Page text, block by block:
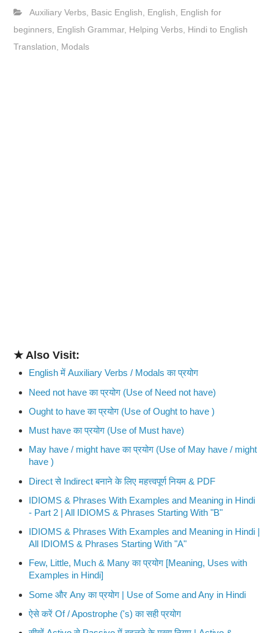
Auxiliary Verbs Basic English English
English for
beginners English Grammar, Helping Verbs Hindi to English
Translation
Modals
★ Also Visit:
English में Auxiliary Verbs / Modals का प्रयोग
Need not have का प्रयोग (Use of Need not have)
Ought to have का प्रयोग (Use of Ought to have )
Must have का प्रयोग (Use of Must have)
May have / might have का प्रयोग (Use of May have / might
have )
Direct से Indirect बनाने के लिए महत्त्वपूर्ण नियम & PDF
IDIOMS & Phrases With Examples and Meaning in Hindi
- Part 2 | All IDIOMS & Phrases Starting With "B"
IDIOMS & Phrases With Examples and Meaning in Hindi |
All IDIOMS & Phrases Starting With "A"
Few, Little, Much & Many का प्रयोग [Meaning, Uses with
Examples in Hindi]
Some और Any का प्रयोग | Use of Some and Any in Hindi
ऐसे करें Of / Apostrophe ('s) का सही प्रयोग